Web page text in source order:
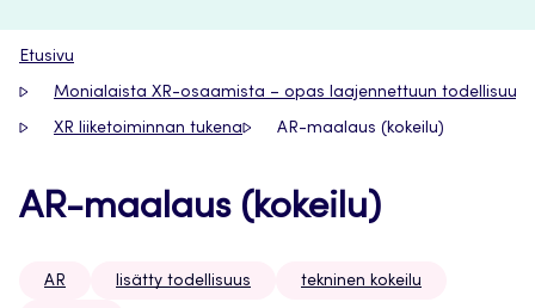
Etusivu
Monialaista XR-osaamista – opas laajennettuun
XR liiketoiminnan tukena AR-maalaus (kokeilu)
AR-maalaus (kokeilu)
AR lisätty todellisuus tekninen kokeilu